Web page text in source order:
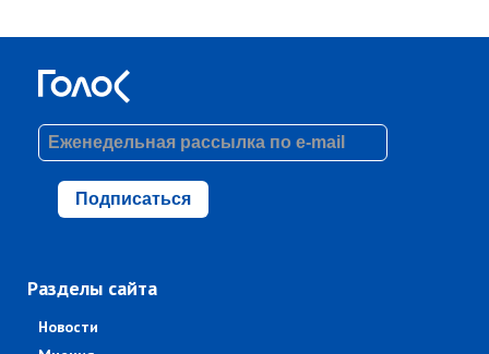
Подписаться
Разделы сайта
Новости